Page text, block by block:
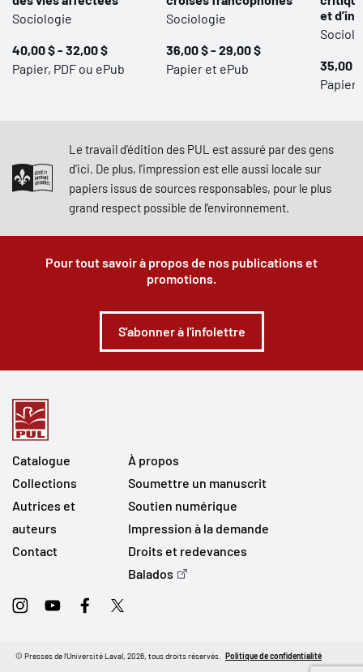
Sociologie
40,00 $ - 32,00 $
Papier, PDF ou ePub
Sociologie
36,00 $ - 29,00 $
Papier et ePub
et
35,00
Papier,
Le travail d'édition des PUL est assuré par des gens
d'ici. De plus, l'impression est elle aussi locale sur
papiers issus de sources responsables, pour le plus
grand respect possible de l'environnement.
Pour tout savoir à propos de nos publications et
promotions.
S'abonner à l'infolettre
Catalogue
Collections
Autrices et
auteurs
Contact
À propos
Soumettre un manuscrit
Soutien numérique
Impression à la demande
Droits et redevances
Balados
InstagramYoutubeFacebookTwitter
© Presses de l'Université Laval, 2026, tous droits réservés. Politique de confidentialité